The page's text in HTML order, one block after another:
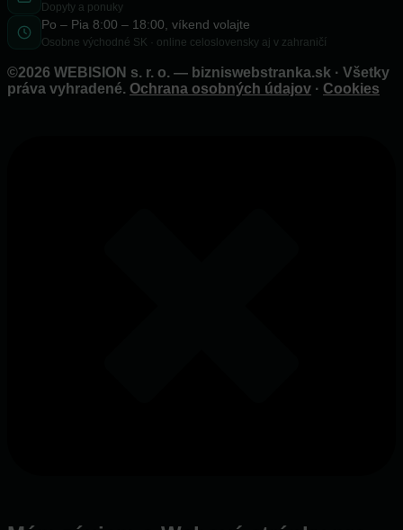
Dopyty a ponuky
Po – Pia 8:00 – 18:00, víkend volajte
Osobne východné SK · online celoslovensky aj v zahraničí
©2026 WEBISION s. r. o. — bizniswebstranka.sk · Všetky
práva vyhradené. Ochrana osobných údajov · Cookies